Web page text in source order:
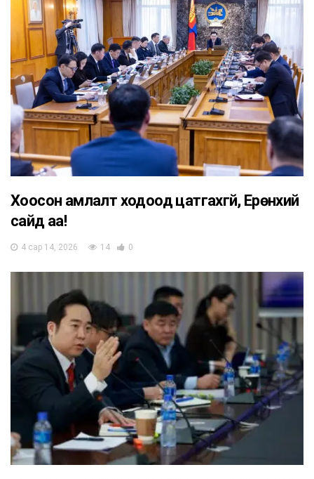
Хоосон амлалт ходоод цатгахгүй, Ерөнхий
сайд аа!
4 сар 14, 2026 14 0